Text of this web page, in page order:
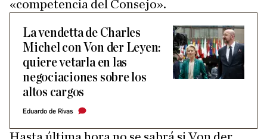
«competencia del Consejo».
La vendetta de Charles
Michel con Von der Leyen:
quiere vetarla en las
negociaciones sobre los
altos cargos
Eduardo de Rivas